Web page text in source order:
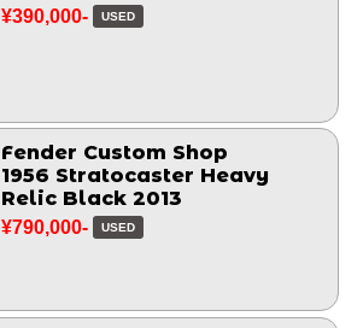
¥390,000- USED
Fender Custom Shop
1956 Stratocaster Heavy
Relic Black 2013
¥790,000- USED